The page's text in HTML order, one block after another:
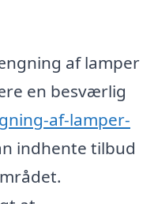
af lamper
en besværlig
af-lamper-
indhente tilbud